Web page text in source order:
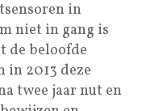
in
niet in gang is
de beloofde
2013 deze
twee jaar nut en